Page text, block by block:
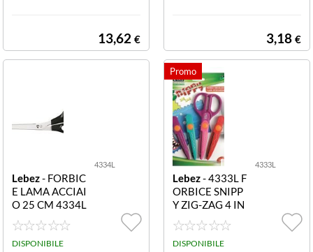
13,62 € 3,18 €
4334L
Lebez- FORBIC
E LAMA ACCIAI
O 25 CM 4334L
FORBICE LAM
A ACCIAIO 25
CM
DISPONIBILE
4333L
Lebez- 4333L F
ORBICE SNIPP
Y ZIG-ZAG 4 IN
1 FORBICE SNI
PPY ZIG-ZAG 4
IN 1
DISPONIBILE